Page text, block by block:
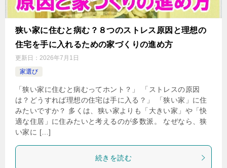
狭い家に住むと病む？８つのストレス原因と理想の
住宅を手に入れるための家づくりの進め方
更新日： 2026年7月1日
家選び
「狭い家に住むと病むってホント？」 「ストレスの原因
は？どうすれば理想の住宅は手に入る？」 「狭い家」に住
みたいですか？ 多くは、狭い家よりも「大きい家」や「快
適な住居」に住みたいと考えるのが多数派。 なぜなら、狭
い家に […]
続きを読む